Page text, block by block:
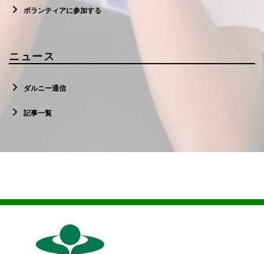
ボランティアに参加する
ニュース
ダルニー通信
記事一覧